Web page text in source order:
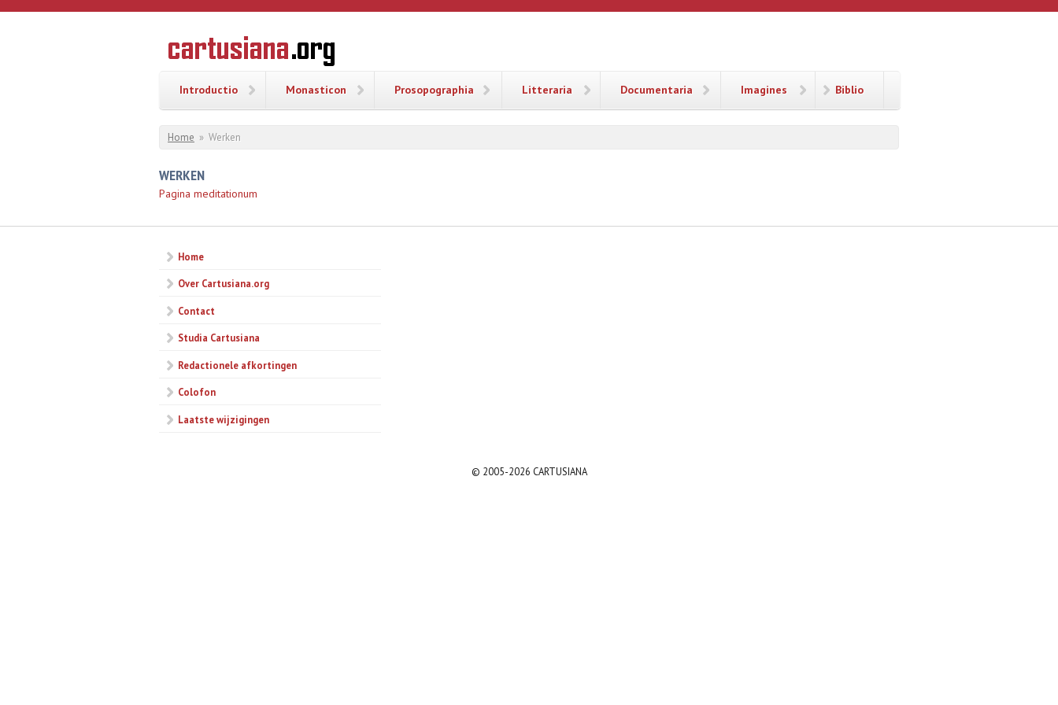
Overslaan en naar de inhoud gaan
CARTUSIANA
Geschiedenis
van de
Introductio Monasticon Prosopographia Litteraria Documentaria Imagines Biblio
U bent hier
Home » Werken
WERKEN
Pagina meditationum
Home
Over Cartusiana.org
Contact
Studia Cartusiana
Redactionele afkortingen
Colofon
Laatste wijzigingen
© 2005-2026 CARTUSIANA